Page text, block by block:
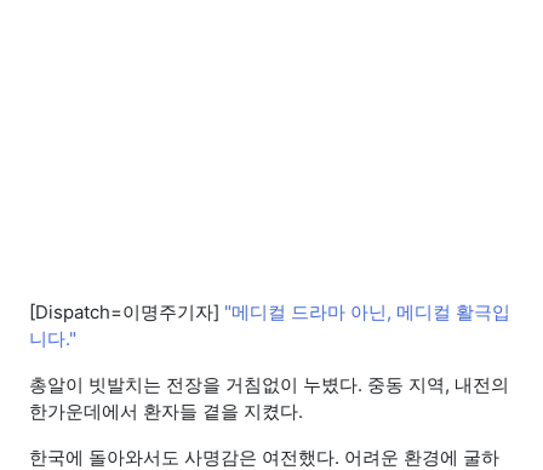
[Dispatch=이명주기자] "메디컬 드라마 아닌, 메디컬 활극입
니다."
총알이 빗발치는 전장을 거침없이 누볐다. 중동 지역, 내전의
한가운데에서 환자들 곁을 지켰다.
한국에 돌아와서도 사명감은 여전했다. 어려운 환경에 굴하